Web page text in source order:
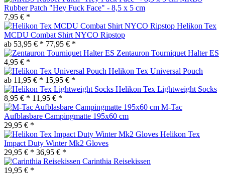
Rubber Patch "Hey Fuck Face" - 8,5 x 5 cm
7,95 € *
Helikon Tex
MCDU Combat Shirt NYCO Ripstop
ab 53,95 € * 77,95 € *
Zentauron Tourniquet Halter ES
4,95 € *
Helikon Tex Universal Pouch
ab 11,95 € * 15,95 € *
Helikon Tex Lightweight Socks
8,95 € * 11,95 € *
M-Tac
Aufblasbare Campingmatte 195x60 cm
29,95 € *
Helikon Tex
Impact Duty Winter Mk2 Gloves
29,95 € * 36,95 € *
Carinthia Reisekissen
19,95 € *